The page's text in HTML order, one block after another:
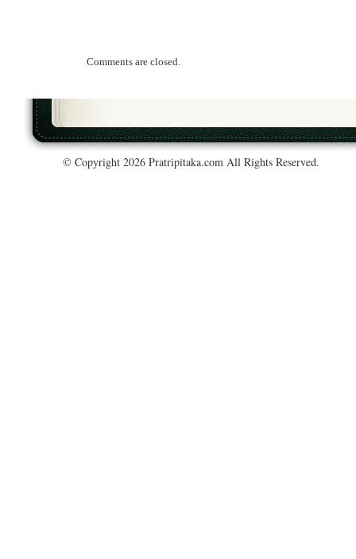
Comments are closed.
© Copyright 2026 Pratripitaka.com All Rights Reserved.